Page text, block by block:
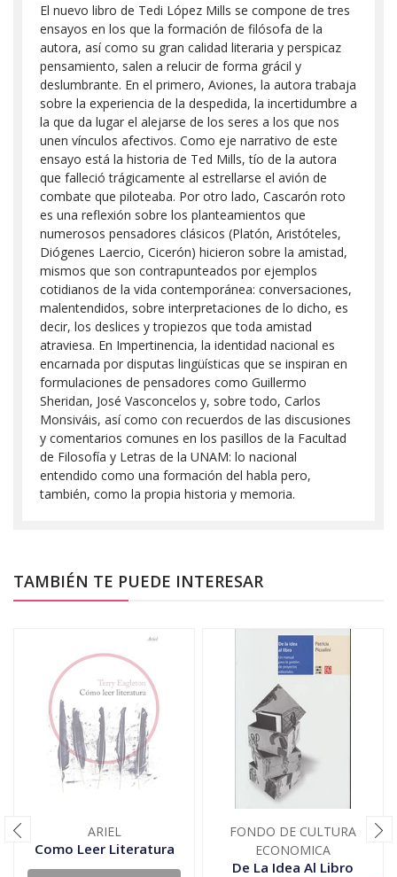
El nuevo libro de Tedi López Mills se compone de tres
ensayos en los que la formación de filósofa de la
autora, así como su gran calidad literaria y perspicaz
pensamiento, salen a relucir de forma grácil y
deslumbrante. En el primero, Aviones, la autora trabaja
sobre la experiencia de la despedida, la incertidumbre a
la que da lugar el alejarse de los seres a los que nos
unen vínculos afectivos. Como eje narrativo de este
ensayo está la historia de Ted Mills, tío de la autora
que falleció trágicamente al estrellarse el avión de
combate que piloteaba. Por otro lado, Cascarón roto
es una reflexión sobre los planteamientos que
numerosos pensadores clásicos (Platón, Aristóteles,
Diógenes Laercio, Cicerón) hicieron sobre la amistad,
mismos que son contrapunteados por ejemplos
cotidianos de la vida contemporánea: conversaciones,
malentendidos, sobre interpretaciones de lo dicho, es
decir, los deslices y tropiezos que toda amistad
atraviesa. En Impertinencia, la identidad nacional es
encarnada por disputas lingüísticas que se inspiran en
formulaciones de pensadores como Guillermo
Sheridan, José Vasconcelos y, sobre todo, Carlos
Monsiváis, así como con recuerdos de las discusiones
y comentarios comunes en los pasillos de la Facultad
de Filosofía y Letras de la UNAM: lo nacional
entendido como una formación del habla pero,
también, como la propia historia y memoria.
TAMBIÉN TE PUEDE INTERESAR
ARIEL
Como Leer Literatura
FONDO DE CULTURA
ECONOMICA
De La Idea Al Libro